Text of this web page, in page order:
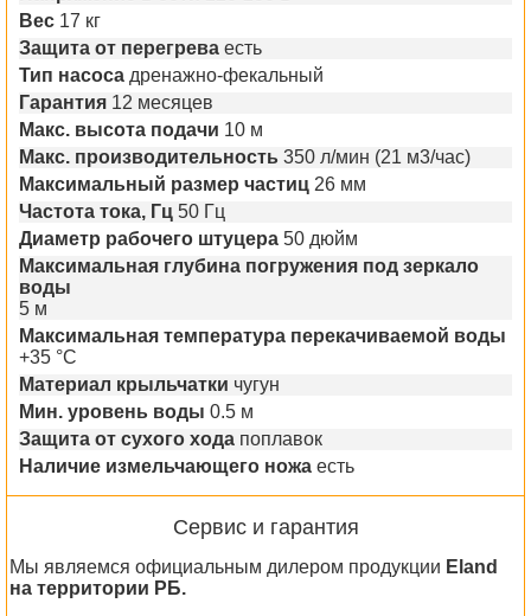
Вес 17 кг
Защита от перегрева есть
Тип насоса дренажно-фекальный
Гарантия 12 месяцев
Макс. высота подачи 10 м
Макс. производительность 350 л/мин (21 м3/час)
Максимальный размер частиц 26 мм
Частота тока, Гц 50 Гц
Диаметр рабочего штуцера 50 дюйм
Максимальная глубина погружения под зеркало
воды
5 м
Максимальная температура перекачиваемой воды
+35 °С
Материал крыльчатки чугун
Мин. уровень воды 0.5 м
Защита от сухого хода поплавок
Наличие измельчающего ножа есть
Сервис и гарантия
Мы являемся официальным дилером продукции Eland
на территории РБ.